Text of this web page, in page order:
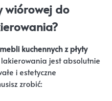
wiórowej do
mebli kuchennych z płyty
jest absolutnie
i estetyczne
zrobić: